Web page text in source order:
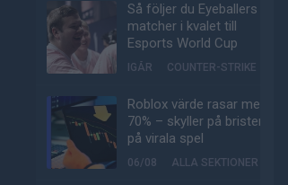
Så följer du Eyeballers
matcher i kvalet till
Esports World Cup
IGÅR COUNTER-STRIKE
Roblox värde rasar med
70% – skyller på bristen
på virala spel
06/08 ALLA SEKTIONER